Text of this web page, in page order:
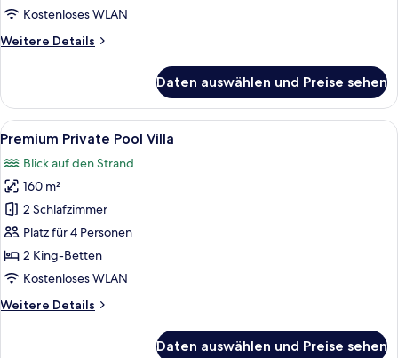
Kostenloses WLAN
Weitere Details
Weitere
Unique
Suite
Daten auswählen und Preise sehen
Alle
Fotos
für
Premium
Private
Pool
Villa
anzeigen
Premium Private Pool Villa |
13
Premium Private Pool Villa
Blick auf den Strand
160 m²
2 Schlafzimmer
Platz für 4 Personen
2 King-Betten
Kostenloses WLAN
Weitere Details
Weitere
Daten auswählen und Preise sehen